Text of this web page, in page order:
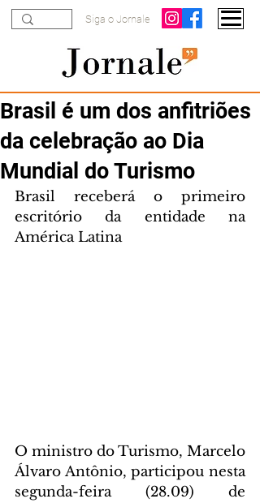
Siga o Jornale
Brasil é um dos anfitriões
da celebração ao Dia
Mundial do Turismo
Brasil receberá o primeiro
escritório da entidade na
América Latina
O ministro do Turismo, Marcelo
Álvaro Antônio, participou nesta
segunda-feira (28.09) de